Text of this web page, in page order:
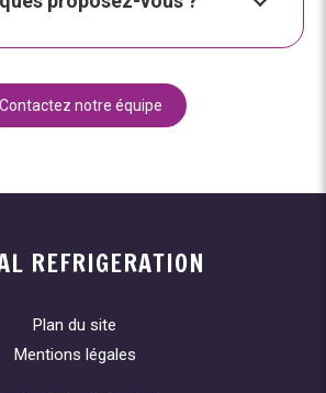
Contactez notre équipe
REFRIGERATION
Plan du site
Mentions légales